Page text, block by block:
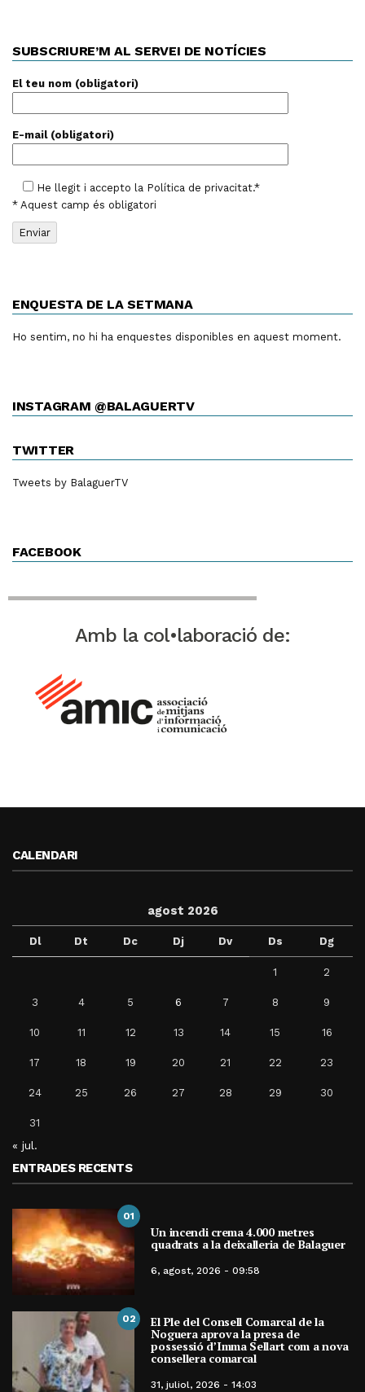
SUBSCRIURE’M AL SERVEI DE NOTÍCIES
El teu nom (obligatori)
E-mail (obligatori)
He llegit i accepto la Política de privacitat.*
* Aquest camp és obligatori
ENQUESTA DE LA SETMANA
Ho sentim, no hi ha enquestes disponibles en aquest moment.
INSTAGRAM @BALAGUERTV
TWITTER
Tweets by BalaguerTV
FACEBOOK
Amb la col•laboració de:
CALENDARI
agost 2026
Dl Dt Dc Dj Dv Ds Dg
1 2
3 4 5 6 7 8 9
10 11 12 13 14 15 16
17 18 19 20 21 22 23
24 25 26 27 28 29 30
31
« jul.
ENTRADES RECENTS
01
Un incendi crema 4.000 metres
quadrats a la deixalleria de Balaguer
6, agost, 2026 - 09:58
02 El Ple del Consell Comarcal de la
Noguera aprova la presa de
possessió d’Imma Sellart com a nova
consellera comarcal
31, juliol, 2026 - 14:03